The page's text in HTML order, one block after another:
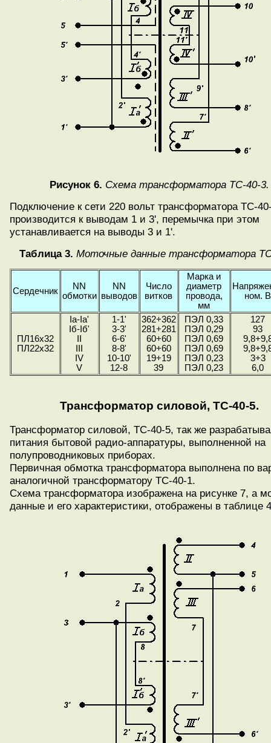
Рисунок 6. Схема трансформатора ТС-40-3.
Подключение к сети 220 вольт трансформатора ТС-
производится к выводам 1 и 3', перемычка при этом
устанавливается на выводы 3 и 1'.
Таблица 3. Моточные данные трансформатора
Сердечник
NN
обмотки
NN
выводов
Число
витков
Марка и
диаметр
провода,
мм
ном. В
ПЛ16х32
ПЛ22x32
Ia-Ia'
Iб-Iб'
IV
V
1-1'
3-3'
6-6'
8-8'
10-10'
12-8
362+362
281+281
60+60
60+60
19+19
39
ПЭЛ 0,33
ПЭЛ 0,29
ПЭЛ 0,69
ПЭЛ 0,69
ПЭЛ 0,23
ПЭЛ 0,23
127
93
3+3
6,0
Трансформатор силовой, ТС-40-5.
Трансформатор силовой, ТС-40-5, так же
питания бытовой радио-аппаратуры, выполненной на
полупроводниковых приборах.
Первичная обмотка трансформатора выполнена по
аналогичной трансформатору ТС-40-1.
Схема трансформатора изображена на рисунке 7, а
данные и его характеристики, отображены в таблице